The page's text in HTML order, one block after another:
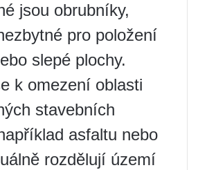
jsou obrubníky,
pro položení
slepé plochy.
k omezení oblasti
stavebních
asfaltu nebo
rozdělují území